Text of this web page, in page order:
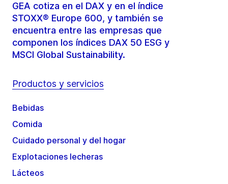
GEA cotiza en el DAX y en el índice
STOXX® Europe 600, y también se
encuentra entre las empresas que
componen los índices DAX 50 ESG y
MSCI Global Sustainability.
Productos y servicios
Bebidas
Comida
Cuidado personal y del hogar
Explotaciones lecheras
Lácteos